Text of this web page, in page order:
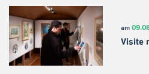
am
Visite